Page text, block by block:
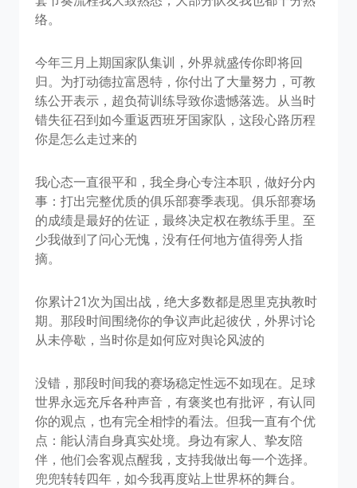
络。
今年三月上期国家队集训，外界就盛传你即将回
归。为打动德拉富恩特，你付出了大量努力，可教
练公开表示，超负荷训练导致你遗憾落选。从当时
错失征召到如今重返西班牙国家队，这段心路历程
你是怎么走过来的
我心态一直很平和，我全身心专注本职，做好分内
事：打出完整优质的俱乐部赛季表现。俱乐部赛场
的成绩是最好的佐证，最终决定权在教练手里。至
少我做到了问心无愧，没有任何地方值得旁人指
摘。
你累计21次为国出战，绝大多数都是恩里克执教时
期。那段时间围绕你的争议声此起彼伏，外界讨论
从未停歇，当时你是如何应对舆论风波的
没错，那段时间我的赛场稳定性远不如现在。足球
世界永远充斥各种声音，有褒奖也有批评，有认同
你的观点，也有完全相悖的看法。但我一直有个优
点：能认清自身真实处境。身边有家人、挚友陪
伴，他们会客观点醒我，支持我做出每一个选择。
兜兜转转四年，如今我再度站上世界杯的舞台。